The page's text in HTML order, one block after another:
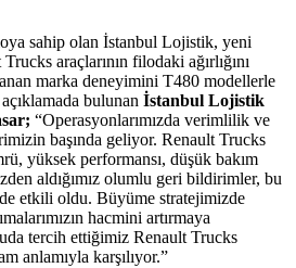
sahip olan İstanbul Lojistik, yeni
araçlarının filodaki ağırlığını
marka deneyimini T480 modellerle
bulunan İstanbul Lojistik
“Operasyonlarımızda verimlilik ve
başında geliyor. Renault Trucks
yüksek performansı, düşük bakım
aldığımız olumlu geri bildirimler, bu
etkili oldu. Büyüme stratejimizde
hacmini artırmaya
tercih ettiğimiz Renault Trucks
anlamıyla karşılıyor.”